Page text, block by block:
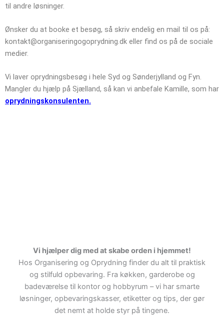
til andre løsninger.
Ønsker du at booke et besøg, så skriv endelig en mail til os på:
kontakt@organiseringogoprydning.dk eller find os på de sociale
medier.
Vi laver oprydningsbesøg i hele Syd og Sønderjylland og Fyn.
Mangler du hjælp på Sjælland, så kan vi anbefale Kamille, som har
oprydningskonsulenten.
Vi hjælper dig med at skabe orden i hjemmet!
Hos Organisering og Oprydning finder du alt til praktisk
og stilfuld opbevaring. Fra køkken, garderobe og
badeværelse til kontor og hobbyrum – vi har smarte
løsninger, opbevaringskasser, etiketter og tips, der gør
det nemt at holde styr på tingene.